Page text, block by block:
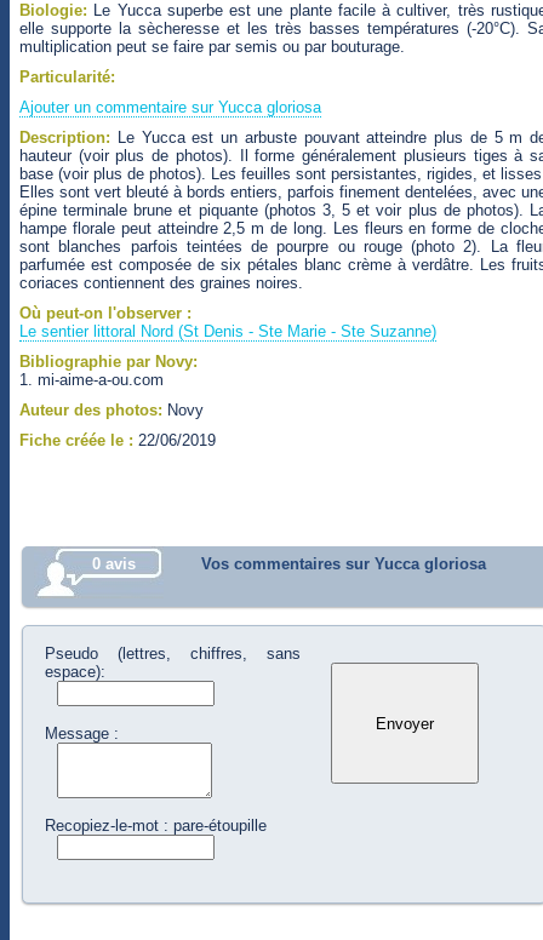
Biologie: Le Yucca superbe est une plante facile à cultiver, très
elle supporte la sècheresse et les très basses températures (-20°C).
multiplication peut se faire par semis ou par bouturage.
Particularité:
Ajouter un commentaire sur Yucca gloriosa
Description: Le Yucca est un arbuste pouvant atteindre plus de 5 m
hauteur (voir plus de photos). Il forme généralement plusieurs tiges à
base (voir plus de photos). Les feuilles sont persistantes, rigides, et
Elles sont vert bleuté à bords entiers, parfois finement dentelées, avec
épine terminale brune et piquante (photos 3, 5 et voir plus de photos).
hampe florale peut atteindre 2,5 m de long. Les fleurs en forme de
sont blanches parfois teintées de pourpre ou rouge (photo 2). La
parfumée est composée de six pétales blanc crème à verdâtre. Les
coriaces contiennent des graines noires.
Où peut-on l'observer :
Le sentier littoral Nord (St Denis - Ste Marie - Ste Suzanne)
Bibliographie par Novy:
1. mi-aime-a-ou.com
Auteur des photos: Novy
Fiche créée le : 22/06/2019
0 avis Vos commentaires sur Yucca gloriosa
Pseudo (lettres, chiffres, sans
espace):
Message :
Recopiez-le-mot : pare-étoupille